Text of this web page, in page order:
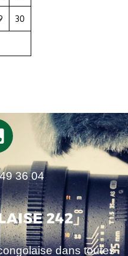
30
36 04
dans toutes